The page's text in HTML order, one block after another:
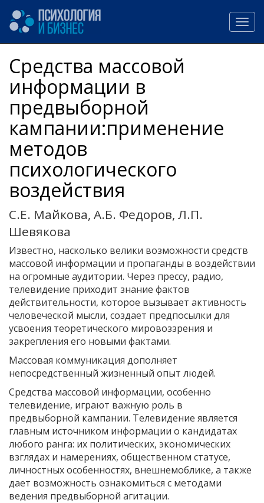
Средства массовой
информации в
предвыборной
кампании:применение
методов
психологического
воздействия
С.Е. Майкова, А.Б. Федоров, Л.П.
Шевякова
Известно, насколько велики возможности средств
массовой информации и пропаганды в воздействии
на огромные аудитории. Через прессу, радио,
телевидение приходит знание фактов
действительности, которое вызывает активность
человеческой мысли, создает предпосылки для
усвоения теоретического мировоззрения и
закрепления его новыми фактами.
Массовая коммуникация дополняет
непосредственный жизненный опыт людей.
Средства массовой информации, особенно
телевидение, играют важную роль в
предвыборной кампании. Телевидение является
главным источником информации о кандидатах
любого ранга: их политических, экономических
взглядах и намерениях, общественном статусе,
личностных особенностях, внешнемоблике, а также
дает возможность ознакомиться с методами
ведения предвыборной агитации.